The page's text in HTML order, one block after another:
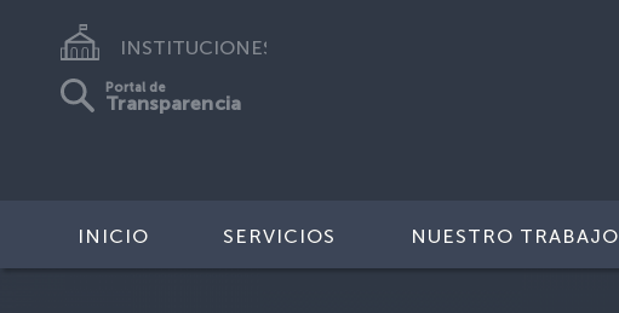
INSTITUCIONES
Portal de
Transparencia
INICIO SERVICIOS NUESTRO TRABAJO